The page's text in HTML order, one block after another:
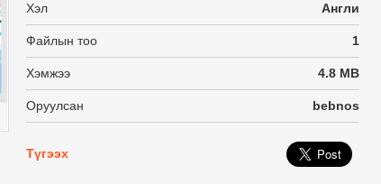
Хэл Англи
Файлын тоо 1
Хэмжээ 4.8 MB
Оруулсан bebnos
Түгээх